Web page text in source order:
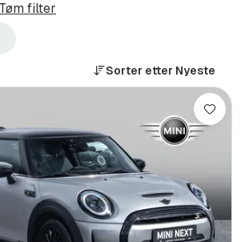
Tøm filter
Sorter etter Nyeste
Lagre